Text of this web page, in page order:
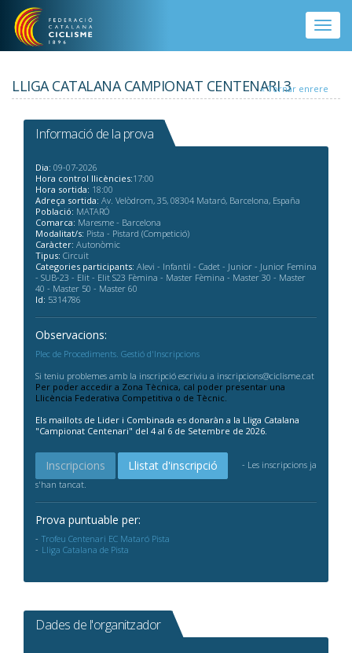
Vés al contingut
Toggle
LLIGA CATALANA CAMPIONAT CENTENARI 3
Informació de la prova
Dia: 09-07-2026
Hora control llicències:17:00
Hora sortida: 18:00
Adreça sortida: Av. Velòdrom, 35, 08304 Mataró, Barcelona, España
Població: MATARÓ
Comarca: Maresme - Barcelona
Modalitat/s: Pista - Pistard (Competició)
Caràcter: Autonòmic
Tipus: Circuit
Categories participants: Alevi - Infantil - Cadet - Junior - Junior Femina
- SUB-23 - Elit - Elit S23 Fèmina - Master Fèmina - Master 30 - Master
40 - Master 50 - Master 60
Id: 5314786
Observacions:
Plec de Procediments. Gestió d'Inscripcions
Si teniu problemes amb la inscripció escriviu a inscripcions@ciclisme.cat
Per poder accedir a Zona Tècnica, cal poder presentar una
Llicència Federativa Competitiva o de Tècnic.
Els maillots de Lider i Combinada es donaràn a la Lliga Catalana
"Campionat Centenari" del 4 al 6 de Setembre de 2026.
Inscripcions Llistat d'inscripció
- Les inscripcions ja
s'han tancat.
Prova puntuable per:
Trofeu Centenari EC Mataró Pista
Lliga Catalana de Pista
Dades de l'organitzador
« Tornar enrere